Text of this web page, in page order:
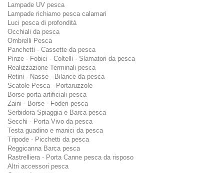
Lampade UV pesca
Lampade richiamo pesca calamari
Luci pesca di profondità
Occhiali da pesca
Ombrelli Pesca
Panchetti - Cassette da pesca
Pinze - Fobici - Coltelli - Slamatori da pesca
Realizzazione Terminali pesca
Retini - Nasse - Bilance da pesca
Scatole Pesca - Portaruzzole
Borse porta artificiali pesca
Zaini - Borse - Foderi pesca
Serbidora Spiaggia e Barca pesca
Secchi - Porta Vivo da pesca
Testa guadino e manici da pesca
Tripode - Picchetti da pesca
Reggicanna Barca pesca
Rastrelliera - Porta Canne pesca da risposo
Altri accessori pesca